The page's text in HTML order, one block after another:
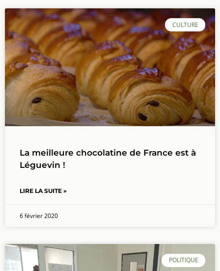
CULTURE
La meilleure chocolatine de France est à
Léguevin !
LIRE LA SUITE »
6 février 2020
POLITIQUE